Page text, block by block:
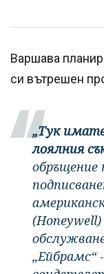
Варшава
си вътрешен
„Тук
лоялния
(Honeywell)
„Ейбрамс“